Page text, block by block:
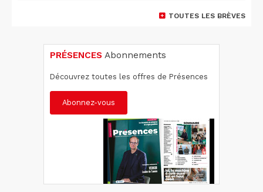
TOUTES LES BRÈVES
PRÉSENCES Abonnements
Découvrez toutes les offres de Présences
Abonnez-vous